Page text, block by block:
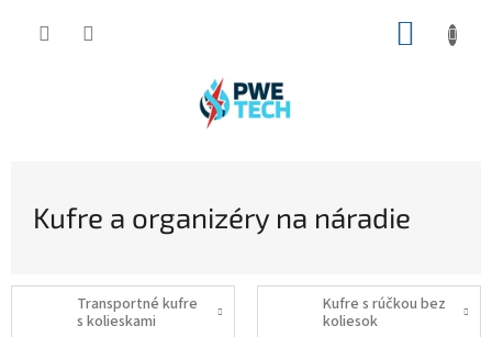
Kufre a organizéry na náradie
Transportné kufre
s kolieskami
Kufre s rúčkou bez
koliesok